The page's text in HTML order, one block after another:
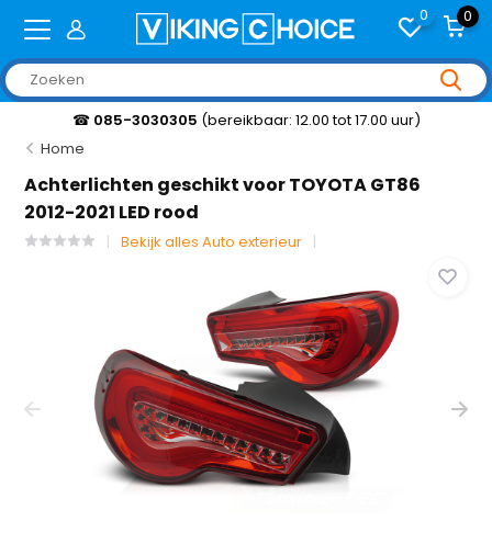
0 0
☎ 085-3030305 (bereikbaar: 12.00 tot 17.00 uur)
Home
Achterlichten geschikt voor TOYOTA GT86
2012-2021 LED rood
Bekijk alles Auto exterieur